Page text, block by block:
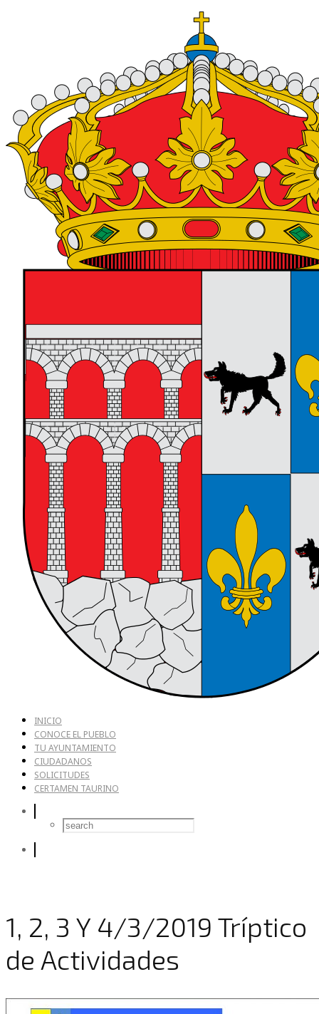
INICIO
CONOCE EL PUEBLO
TU AYUNTAMIENTO
CIUDADANOS
SOLICITUDES
CERTAMEN TAURINO
1, 2, 3 Y 4/3/2019 Tríptico
de Actividades